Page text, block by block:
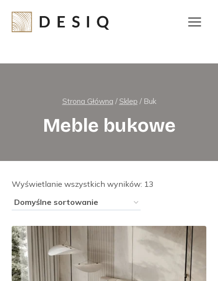
treści
Strona Główna / Sklep / Buk
Meble bukowe
Wyświetlanie wszystkich wyników: 13